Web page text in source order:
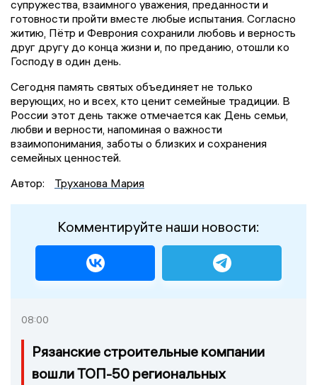
супружества, взаимного уважения, преданности и
готовности пройти вместе любые испытания. Согласно
житию, Пётр и Феврония сохранили любовь и верность
друг другу до конца жизни и, по преданию, отошли ко
Господу в один день.
Сегодня память святых объединяет не только
верующих, но и всех, кто ценит семейные традиции. В
России этот день также отмечается как День семьи,
любви и верности, напоминая о важности
взаимопонимания, заботы о близких и сохранения
семейных ценностей.
Автор:
Труханова Мария
Комментируйте наши новости:
08:00
Рязанские строительные компании
вошли ТОП-50 региональных